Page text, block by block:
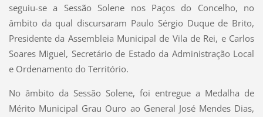
seguiu-se a Sessão Solene nos Paços do Concelho, no
âmbito da qual discursaram Paulo Sérgio Duque de Brito,
Presidente da Assembleia Municipal de Vila de Rei, e Carlos
Soares Miguel, Secretário de Estado da Administração Local
e Ordenamento do Território.
No âmbito da Sessão Solene, foi entregue a Medalha de
Mérito Municipal Grau Ouro ao General José Mendes Dias,